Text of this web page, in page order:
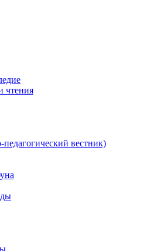
чтения
вестник)